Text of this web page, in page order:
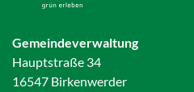
Gemeindeverwaltung
Hauptstraße 34
16547 Birkenwerder